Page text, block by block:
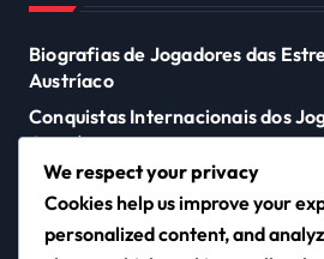
Biografias de Jogadores das
Austríaco
Conquistas Internacionais dos
Austríacos
Destaques de Carreira dos
Austríacos
We respect your privacy
Cookies help us improve your
personalized content, and